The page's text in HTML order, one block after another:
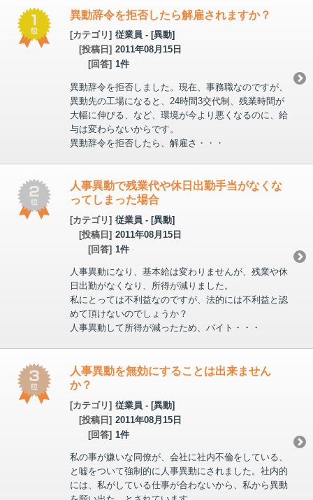
異動辞令を拒否したら解雇されますか？
[カテゴリ] 従業員 - [異動]
[投稿日] 2011年08月15日
[回答] 1件
異動辞令を拒否しました。現在、事務職なのですが、
異動先の工場になると、24時間3交代制、残業時間が
大幅に伸びる、など、環境が今より悪くなるのに、給
与は変わらないからです。
異動辞令を拒否したら、解雇さ・・・
人事異動で残業代や休日出勤手当がなくな
ってしまった場合
[カテゴリ] 従業員 - [異動]
[投稿日] 2011年08月15日
[回答] 1件
人事異動になり、基本給は変わりませんが、残業や休
日出勤がなくなり、所得が減りました。
私にとっては不利益なのですが、法的には不利益と認
めて頂けないのでしょうか？
人事異動して所得が減ったため、バイト・・・
人事異動を無効にすることは出来ません
か？
[カテゴリ] 従業員 - [異動]
[投稿日] 2011年08月15日
[回答] 1件
私の事が嫌いな同僚が、会社に社内不倫をしている、
と嘘をついて強制的に人事異動にされました。社内的
には、私がしている仕事が合わないから、私から異動